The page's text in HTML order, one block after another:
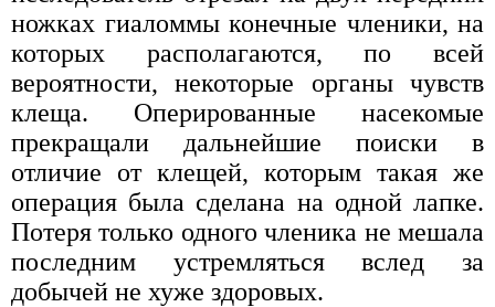
ножках гиаломмы конечные членики, на
которых располагаются, по всей
вероятности, некоторые органы чувств
клеща. Оперированные насекомые
прекращали дальнейшие поиски в
отличие от клещей, которым такая же
операция была сделана на одной лапке.
Потеря только одного членика не мешала
последним устремляться вслед за
добычей не хуже здоровых.